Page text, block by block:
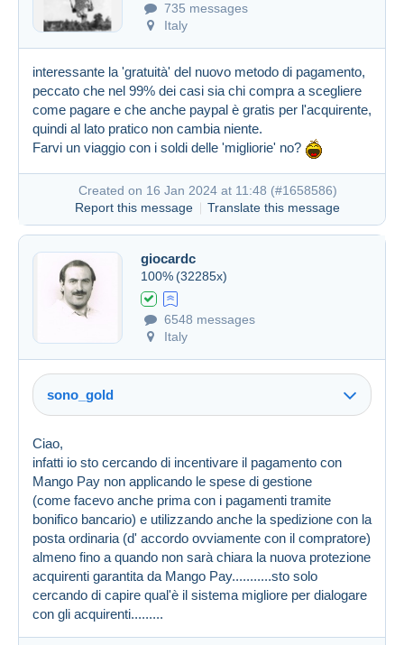
Created on 16 Jan 2024 at 09:00
735 messages
Italy
interessante la 'gratuità' del nuovo metodo di pagamento,
peccato che nel 99% dei casi sia chi compra a scegliere
come pagare e che anche paypal è gratis per l'acquirente,
quindi al lato pratico non cambia niente.
Farvi un viaggio con i soldi delle 'migliorie' no?
Created on 16 Jan 2024 at 11:48 (#1658586)
Report this message
Translate this message
giocardc
100% (32285x)
6548 messages
Italy
sono_gold
Created on 16 Jan 2024 at 11:48 #1658586
Ciao,
infatti io sto cercando di incentivare il pagamento con
Mango Pay non applicando le spese di gestione
(come facevo anche prima con i pagamenti tramite
bonifico bancario) e utilizzando anche la spedizione con la
posta ordinaria (d' accordo ovviamente con il compratore)
almeno fino a quando non sarà chiara la nuova protezione
acquirenti garantita da Mango Pay...........sto solo
cercando di capire qual'è il sistema migliore per dialogare
con gli acquirenti.........